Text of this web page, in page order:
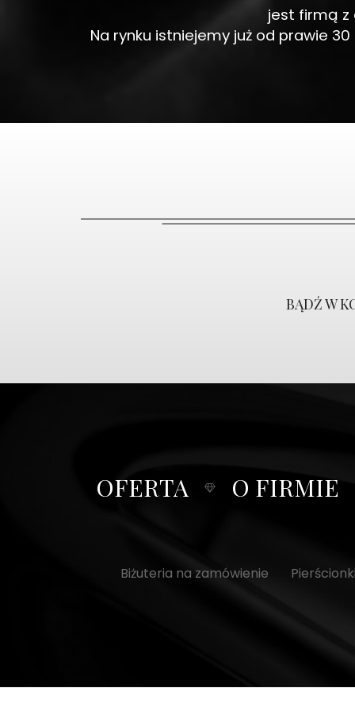
jest firmą z
Na rynku istniejemy już od prawie
BĄDŹ W
OFERTA O FIRMIE
Biżuteria na zamówienie